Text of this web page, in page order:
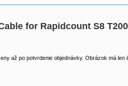
for Rapidcount S8
až po potvrdenie objednávky. Obrázok má len